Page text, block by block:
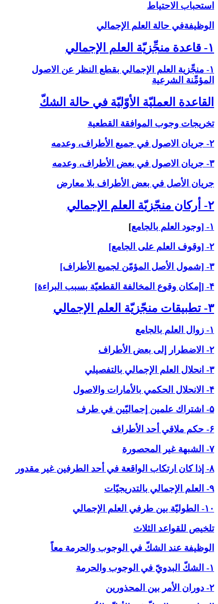
استحباب الاحتياط
الوظيفةفي حالة العلم الإجمالي‏
۱- قاعدة منجِّزيّة العلم الإجمالي‏
۱- منجِّزية العلم الإجمالي بقطع النظر عن الاصول
المؤمِّنة الشرعية
القاعدة العمليّة الأوّليّة في حالة الشكّ‏
تخريجات وجوب الموافقة القطعية
۲- جريان الاصول في جميع الأطراف، وعدمه
۳- جريان الاصول في بعض الأطراف، وعدمه
جريان الأصل في بعض الأطراف بلا معارض
۲- أركان منجّزيّة العلم الإجمالي‏
۱- [وجود العلم بالجامع
]
۲- [وقوف العلم على الجامع]
۳- [شمول الأصل المؤمّن لجميع الأطراف]
۴- [إمكان وقوع المخالفة القطعيّة بسبب البراءة]
۳- تطبيقات منجّزيّة العلم الإجمالي‏
۱- زوال العلم بالجامع
۲- الاضطرار إلى بعض الأطراف
۳- انحلال العلم الإجمالي بالتفصيلي
۴- الانحلال الحكمي بالأمارات والاصول
۵- اشتراك علمين إجماليّين في طرف
۶- حكم ملاقي أحد الأطراف
۷- الشبهة غير المحصورة
۸- إذا كان ارتكاب الواقعة في أحد الطرفين غير مقدور
۹- العلم الإجمالي بالتدريجيّات
۱۰- الطوليّة بين طرفي العلم الإجمالي
تلخيص للقواعد الثلاث
الوظيفة عند الشكّ في ‏الوجوب والحرمة معاً
۱- الشكّ البدويّ في الوجوب والحرمة
۲- دوران الأمر بين المحذورين